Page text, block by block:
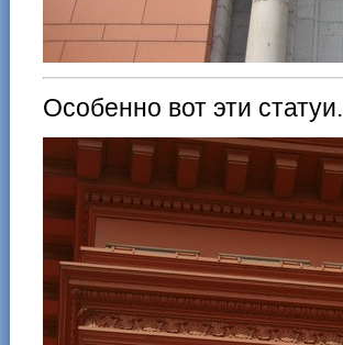
Особенно вот эти статуи.